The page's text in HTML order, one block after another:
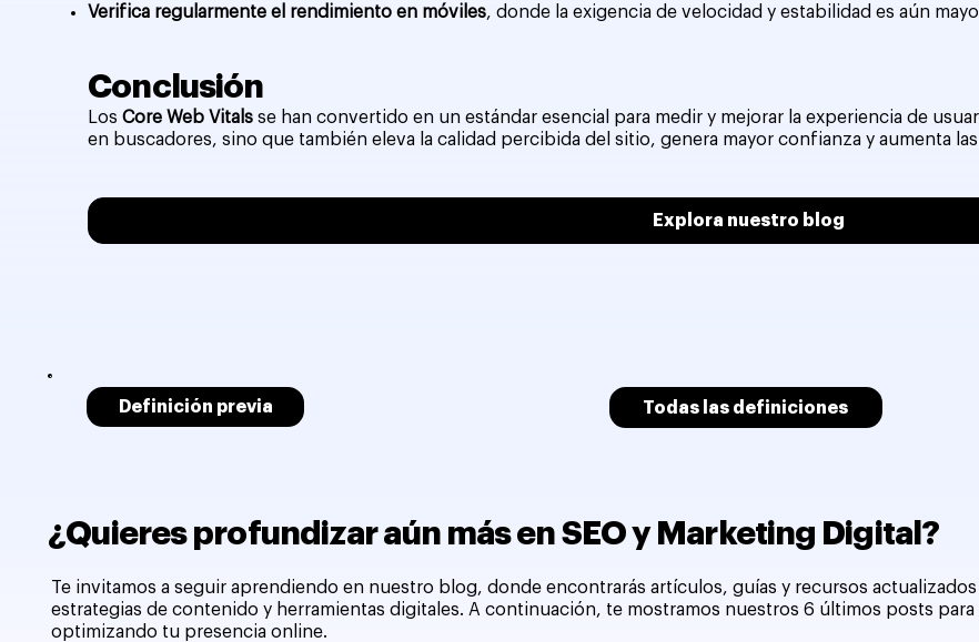
Verifica regularmente el rendimiento en móviles, donde la exigencia de velocidad y estabilidad es aún
Conclusión
LosCore Web Vitals se han convertido en un estándar esencial para medir y mejorar la experiencia de
en buscadores, sino que también eleva la calidad percibida del sitio, genera mayor confianza y aumenta
Explora nuestro blog
Definición previa Todas las definiciones
¿Quieres profundizar aún más en SEO y Marketing Digital?
Te invitamos a seguir aprendiendo en nuestro blog, donde encontrarás artículos, guías y recursos
estrategias de contenido y herramientas digitales. A continuación, te mostramos nuestros 6 últimos posts
optimizando tu presencia online.